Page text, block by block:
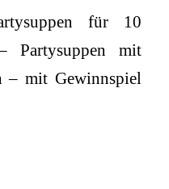
für 10
Partysuppen mit
– mit Gewinnspiel